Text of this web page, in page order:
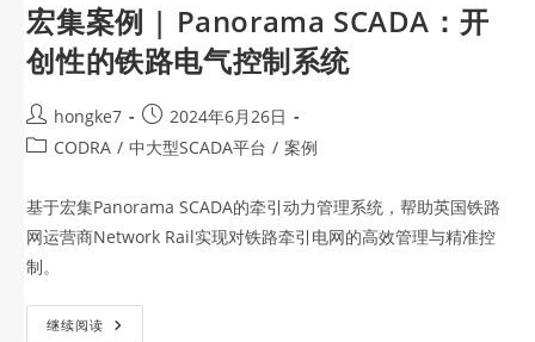
宏集案例 | Panorama SCADA：开
创性的铁路电气控制系统
hongke7
2024年6月26日
CODRA / 中大型SCADA平台 / 案例
基于宏集Panorama SCADA的牵引动力管理系统，帮助英国铁路
网运营商Network Rail实现对铁路牵引电网的高效管理与精准控
制。
继续阅读